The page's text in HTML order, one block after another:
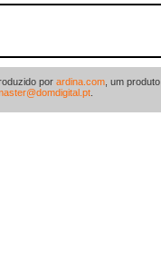
por ardina.com , um